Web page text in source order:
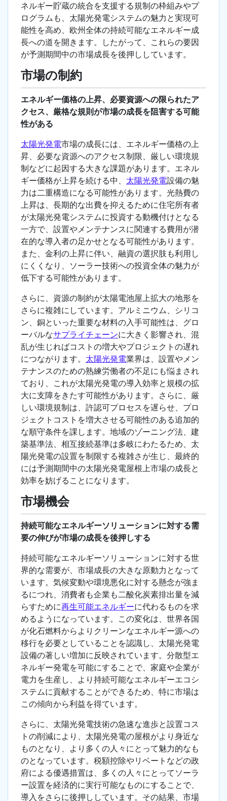
ネルギー貯蔵の統合を支援する規制の枠組みやプ
ログラムも、太陽光発電システムの魅力と実現可
能性を高め、欧州全体の持続可能なエネルギー成
長への道を開きます。したがって、これらの要因
が予測期間中の市場成長を後押ししています。
市場の制約
エネルギー価格の上昇、必要資源への限られたア
クセス、厳格な規則が市場の成長を阻害する可能
性がある
太陽光発電市場の成長には、エネルギー価格の上
昇、必要な資源へのアクセス制限、厳しい環境規
制などに起因する大きな課題があります。エネル
ギー価格が上昇を続ける中、 太陽光発電設備の魅
力は二重構造になる可能性があります。光熱費の
上昇は、長期的な出費を抑えるために住宅所有者
が太陽光発電システムに投資する動機付けとなる
一方で、設置やメンテナンスに関連する費用が潜
在的な導入者の足かせとなる可能性があります。
また、金利の上昇に伴い、融資の選択肢も利用し
にくくなり、ソーラー技術への投資全体の魅力が
低下する可能性があります。
さらに、資源の制約が太陽電池屋上拡大の地形を
さらに複雑にしています。アルミニウム、シリコ
ン、銅といった重要な材料の入手可能性は、グロ
ーバルなサプライチェーンに大きく影響され、混
乱が生じればコストの増大やプロジェクトの遅れ
につながります。 太陽光発電業界は、設置やメン
テナンスのための熟練労働者の不足にも悩まされ
ており、これが太陽光発電の導入効率と規模の拡
大に支障をきたす可能性があります。さらに、厳
しい環境規制は、許認可プロセスを遅らせ、プロ
ジェクトコストを増大させる可能性のある追加的
な順守条件を課します。地域のゾーニング法、建
築基準法、相互接続基準は多岐にわたるため、太
陽光発電の設置を制限する複雑さが生じ、最終的
には予測期間中の太陽光発電屋根上市場の成長と
効率を妨げることになります。
市場機会
持続可能なエネルギーソリューションに対する需
要の伸びが市場の成長を後押しする
持続可能なエネルギーソリューションに対する世
界的な需要が、市場成長の大きな原動力となって
います。気候変動や環境悪化に対する懸念が強ま
るにつれ、消費者も企業も二酸化炭素排出量を減
らすために再生可能エネルギーに代わるものを求
めるようになっています。この変化は、世界各国
が化石燃料からよりクリーンなエネルギー源への
移行を必要としていることを認識し、太陽光発電
設備の著しい増加に反映されています。分散型エ
ネルギー発電を可能にすることで、家庭や企業が
電力を生産し、より持続可能なエネルギーエコシ
ステムに貢献することができるため、特に市場は
この傾向から利益を得ています。
さらに、太陽光発電技術の急速な進歩と設置コス
トの削減により、太陽光発電の屋根がより身近な
ものとなり、より多くの人々にとって魅力的なも
のとなっています。税額控除やリベートなどの政
府による優遇措置は、多くの人々にとってソーラ
ー設置を経済的に実行可能なものにすることで、
導入をさらに後押ししています。その結果、市場